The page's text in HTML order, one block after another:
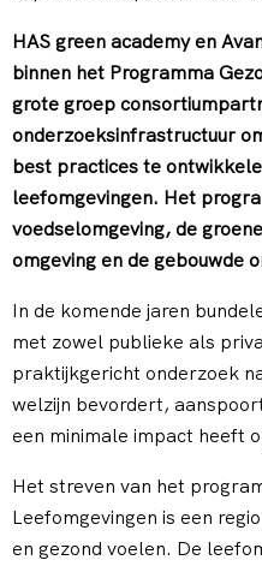
HAS green academy en
binnen het Programma
grote groep
onderzoeksinfrastructuur
best practices te
leefomgevingen. Het
voedselomgeving, de
omgeving en de gebouwde
In de komende jaren
met zowel publieke als
praktijkgericht onderzoek
welzijn bevordert,
een minimale impact heeft
Het streven van het
Leefomgevingen is een
en gezond voelen. De